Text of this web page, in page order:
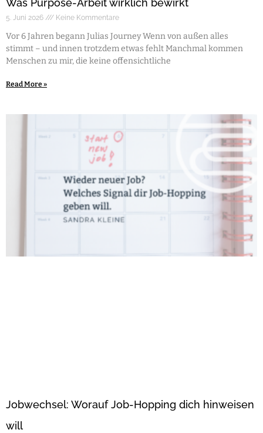
Was Purpose-Arbeit wirklich bewirkt
5. Juni 2026 Keine Kommentare
Vor 6 Jahren begann Julias Journey Wenn von außen alles
stimmt – und innen trotzdem etwas fehlt Manchmal kommen
Menschen zu mir, die keine offensichtliche
Read More »
Jobwechsel: Worauf Job-Hopping dich hinweisen
will